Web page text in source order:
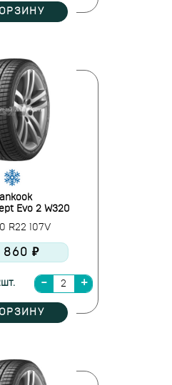
Evo 2 W320
R22 107V
860 ₽